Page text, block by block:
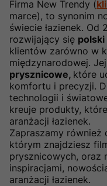
Firma New Trendy (
marce), to synonim
świecie łazienek.
rozwijający się
klientów zarówno w
międzynarodowej.
prysznicowe, które
komfortu i precyzji.
technologii i
kreuje produkty,
aranżacji łazienek.
Zapraszamy również
którym znajdziesz
prysznicowych, oraz
inspiracjami,
aranżacji łazienek.